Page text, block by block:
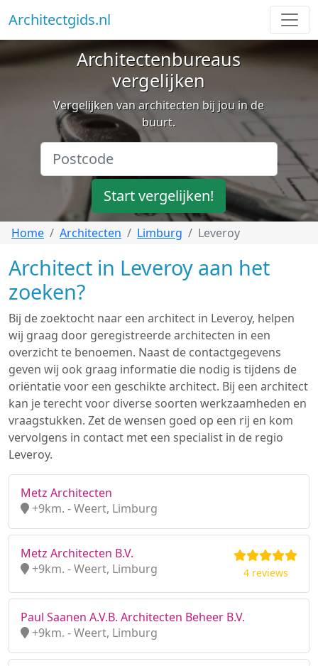
Architectgids.nl
Architectenbureaus
vergelijken
Vergelijken van architecten bij jou in de
buurt.
Start vergelijken!
Home Architecten Limburg Leveroy
Architect in Leveroy aan het
zoeken?
Bij de zoektocht naar een architect in Leveroy, helpen
wij graag door geregistreerde architecten in een
overzicht te benoemen. Naast de contactgegevens
geven wij ook graag informatie die nodig is tijdens de
oriëntatie voor een geschikte architect. Bij een architect
kan je terecht voor diverse soorten werkzaamheden en
vraagstukken. Zet de wensen goed op een rij en kom
vervolgens in contact met een specialist in de regio
Leveroy.
Metz Architecten
+9km. - Weert, Limburg
Metz Architecten B.V.
+9km. - Weert, Limburg
4 reviews
Paul Saanen A.V.B. Architecten Beheer B.V.
+9km. - Weert, Limburg